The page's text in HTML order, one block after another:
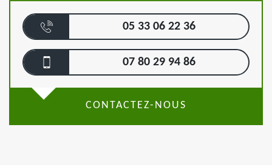
05 33 06 22 36
07 80 29 94 86
CONTACTEZ-NOUS